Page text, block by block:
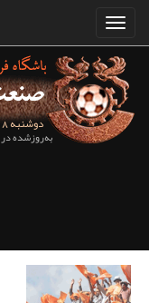
دوشنبه 18 مرداد ماه 1405
به‌روزشده در 16 مرداد 1405 10:06